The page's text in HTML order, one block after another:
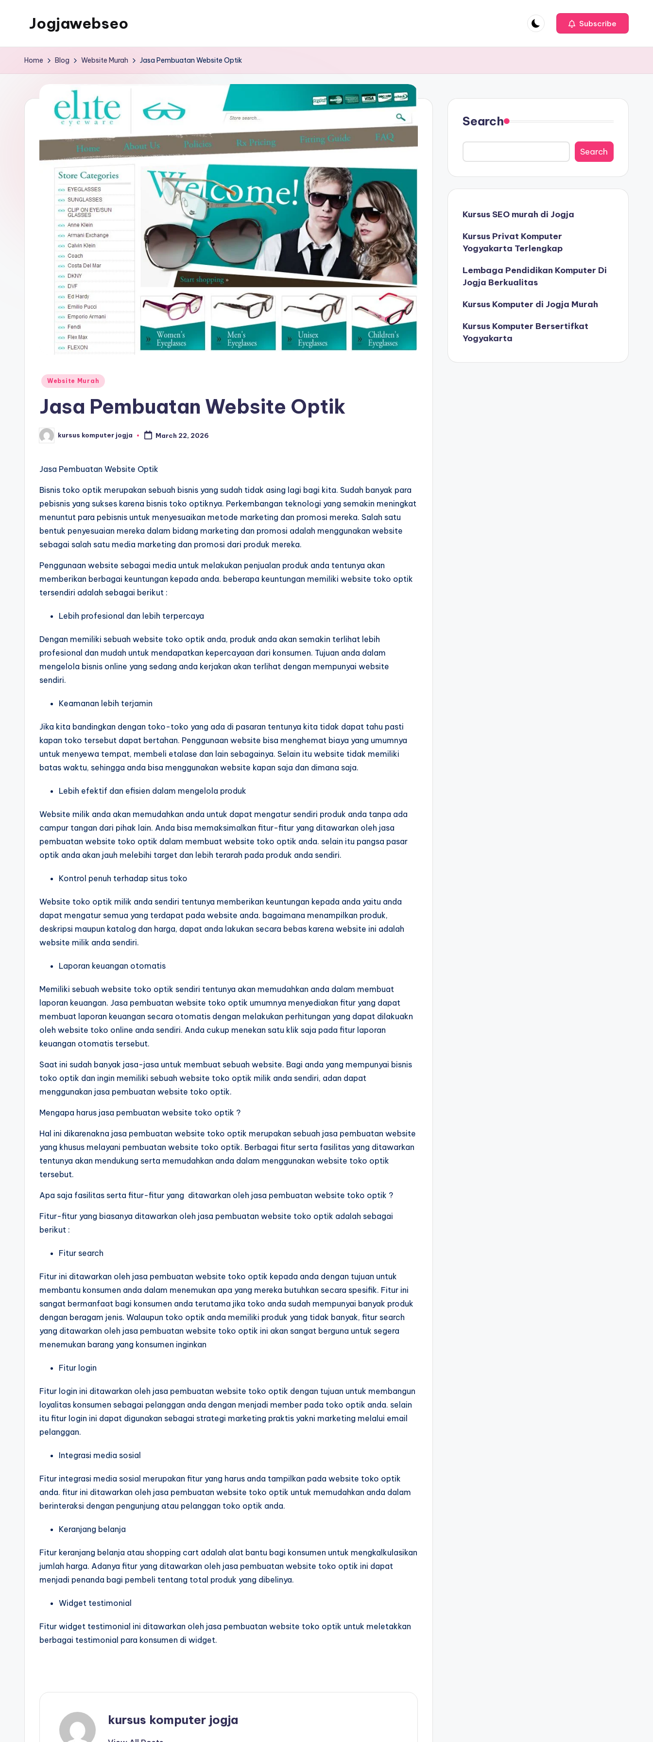
Jogjawebseo Subscribe
Home Blog Website Murah Jasa Pembuatan Website Optik
Website Murah
Jasa Pembuatan Website Optik
kursus komputer jogja March 22, 2026
Jasa Pembuatan Website Optik
Bisnis toko optik merupakan sebuah bisnis yang sudah tidak asing lagi bagi kita. Sudah banyak para
pebisnis yang sukses karena bisnis toko optiknya. Perkembangan teknologi yang semakin meningkat
menuntut para pebisnis untuk menyesuaikan metode marketing dan promosi mereka. Salah satu
bentuk penyesuaian mereka dalam bidang marketing dan promosi adalah menggunakan website
sebagai salah satu media marketing dan promosi dari produk mereka.
Penggunaan website sebagai media untuk melakukan penjualan produk anda tentunya akan
memberikan berbagai keuntungan kepada anda. beberapa keuntungan memiliki website toko optik
tersendiri adalah sebagai berikut :
Lebih profesional dan lebih terpercaya
Dengan memiliki sebuah website toko optik anda, produk anda akan semakin terlihat lebih
profesional dan mudah untuk mendapatkan kepercayaan dari konsumen. Tujuan anda dalam
mengelola bisnis online yang sedang anda kerjakan akan terlihat dengan mempunyai website
sendiri.
Keamanan lebih terjamin
Jika kita bandingkan dengan toko-toko yang ada di pasaran tentunya kita tidak dapat tahu pasti
kapan toko tersebut dapat bertahan. Penggunaan website bisa menghemat biaya yang umumnya
untuk menyewa tempat, membeli etalase dan lain sebagainya. Selain itu website tidak memiliki
batas waktu, sehingga anda bisa menggunakan website kapan saja dan dimana saja.
Lebih efektif dan efisien dalam mengelola produk
Website milik anda akan memudahkan anda untuk dapat mengatur sendiri produk anda tanpa ada
campur tangan dari pihak lain. Anda bisa memaksimalkan fitur-fitur yang ditawarkan oleh jasa
pembuatan website toko optik dalam membuat website toko optik anda. selain itu pangsa pasar
optik anda akan jauh melebihi target dan lebih terarah pada produk anda sendiri.
Kontrol penuh terhadap situs toko
Website toko optik milik anda sendiri tentunya memberikan keuntungan kepada anda yaitu anda
dapat mengatur semua yang terdapat pada website anda. bagaimana menampilkan produk,
deskripsi maupun katalog dan harga, dapat anda lakukan secara bebas karena website ini adalah
website milik anda sendiri.
Laporan keuangan otomatis
Memiliki sebuah website toko optik sendiri tentunya akan memudahkan anda dalam membuat
laporan keuangan. Jasa pembuatan website toko optik umumnya menyediakan fitur yang dapat
membuat laporan keuangan secara otomatis dengan melakukan perhitungan yang dapat dilakuakn
oleh website toko online anda sendiri. Anda cukup menekan satu klik saja pada fitur laporan
keuangan otomatis tersebut.
Saat ini sudah banyak jasa-jasa untuk membuat sebuah website. Bagi anda yang mempunyai bisnis
toko optik dan ingin memiliki sebuah website toko optik milik anda sendiri, adan dapat
menggunakan jasa pembuatan website toko optik.
Mengapa harus jasa pembuatan website toko optik ?
Hal ini dikarenakna jasa pembuatan website toko optik merupakan sebuah jasa pembuatan website
yang khusus melayani pembuatan website toko optik. Berbagai fitur serta fasilitas yang ditawarkan
tentunya akan mendukung serta memudahkan anda dalam menggunakan website toko optik
tersebut.
Apa saja fasilitas serta fitur-fitur yang ditawarkan oleh jasa pembuatan website toko optik ?
Fitur-fitur yang biasanya ditawarkan oleh jasa pembuatan website toko optik adalah sebagai
berikut :
Fitur search
Fitur ini ditawarkan oleh jasa pembuatan website toko optik kepada anda dengan tujuan untuk
membantu konsumen anda dalam menemukan apa yang mereka butuhkan secara spesifik. Fitur ini
sangat bermanfaat bagi konsumen anda terutama jika toko anda sudah mempunyai banyak produk
dengan beragam jenis. Walaupun toko optik anda memiliki produk yang tidak banyak, fitur search
yang ditawarkan oleh jasa pembuatan website toko optik ini akan sangat berguna untuk segera
menemukan barang yang konsumen inginkan
Fitur login
Fitur login ini ditawarkan oleh jasa pembuatan website toko optik dengan tujuan untuk membangun
loyalitas konsumen sebagai pelanggan anda dengan menjadi member pada toko optik anda. selain
itu fitur login ini dapat digunakan sebagai strategi marketing praktis yakni marketing melalui email
pelanggan.
Integrasi media sosial
Fitur integrasi media sosial merupakan fitur yang harus anda tampilkan pada website toko optik
anda. fitur ini ditawarkan oleh jasa pembuatan website toko optik untuk memudahkan anda dalam
berinteraksi dengan pengunjung atau pelanggan toko optik anda.
Keranjang belanja
Fitur keranjang belanja atau shopping cart adalah alat bantu bagi konsumen untuk mengkalkulasikan
jumlah harga. Adanya fitur yang ditawarkan oleh jasa pembuatan website toko optik ini dapat
menjadi penanda bagi pembeli tentang total produk yang dibelinya.
Widget testimonial
Fitur widget testimonial ini ditawarkan oleh jasa pembuatan website toko optik untuk meletakkan
berbagai testimonial para konsumen di widget.
kursus komputer jogja
Search
Search
Kursus SEO murah di Jogja
Kursus Privat Komputer
Yogyakarta Terlengkap
Lembaga Pendidikan Komputer Di
Jogja Berkualitas
Kursus Komputer di Jogja Murah
Kursus Komputer Bersertifkat
Yogyakarta